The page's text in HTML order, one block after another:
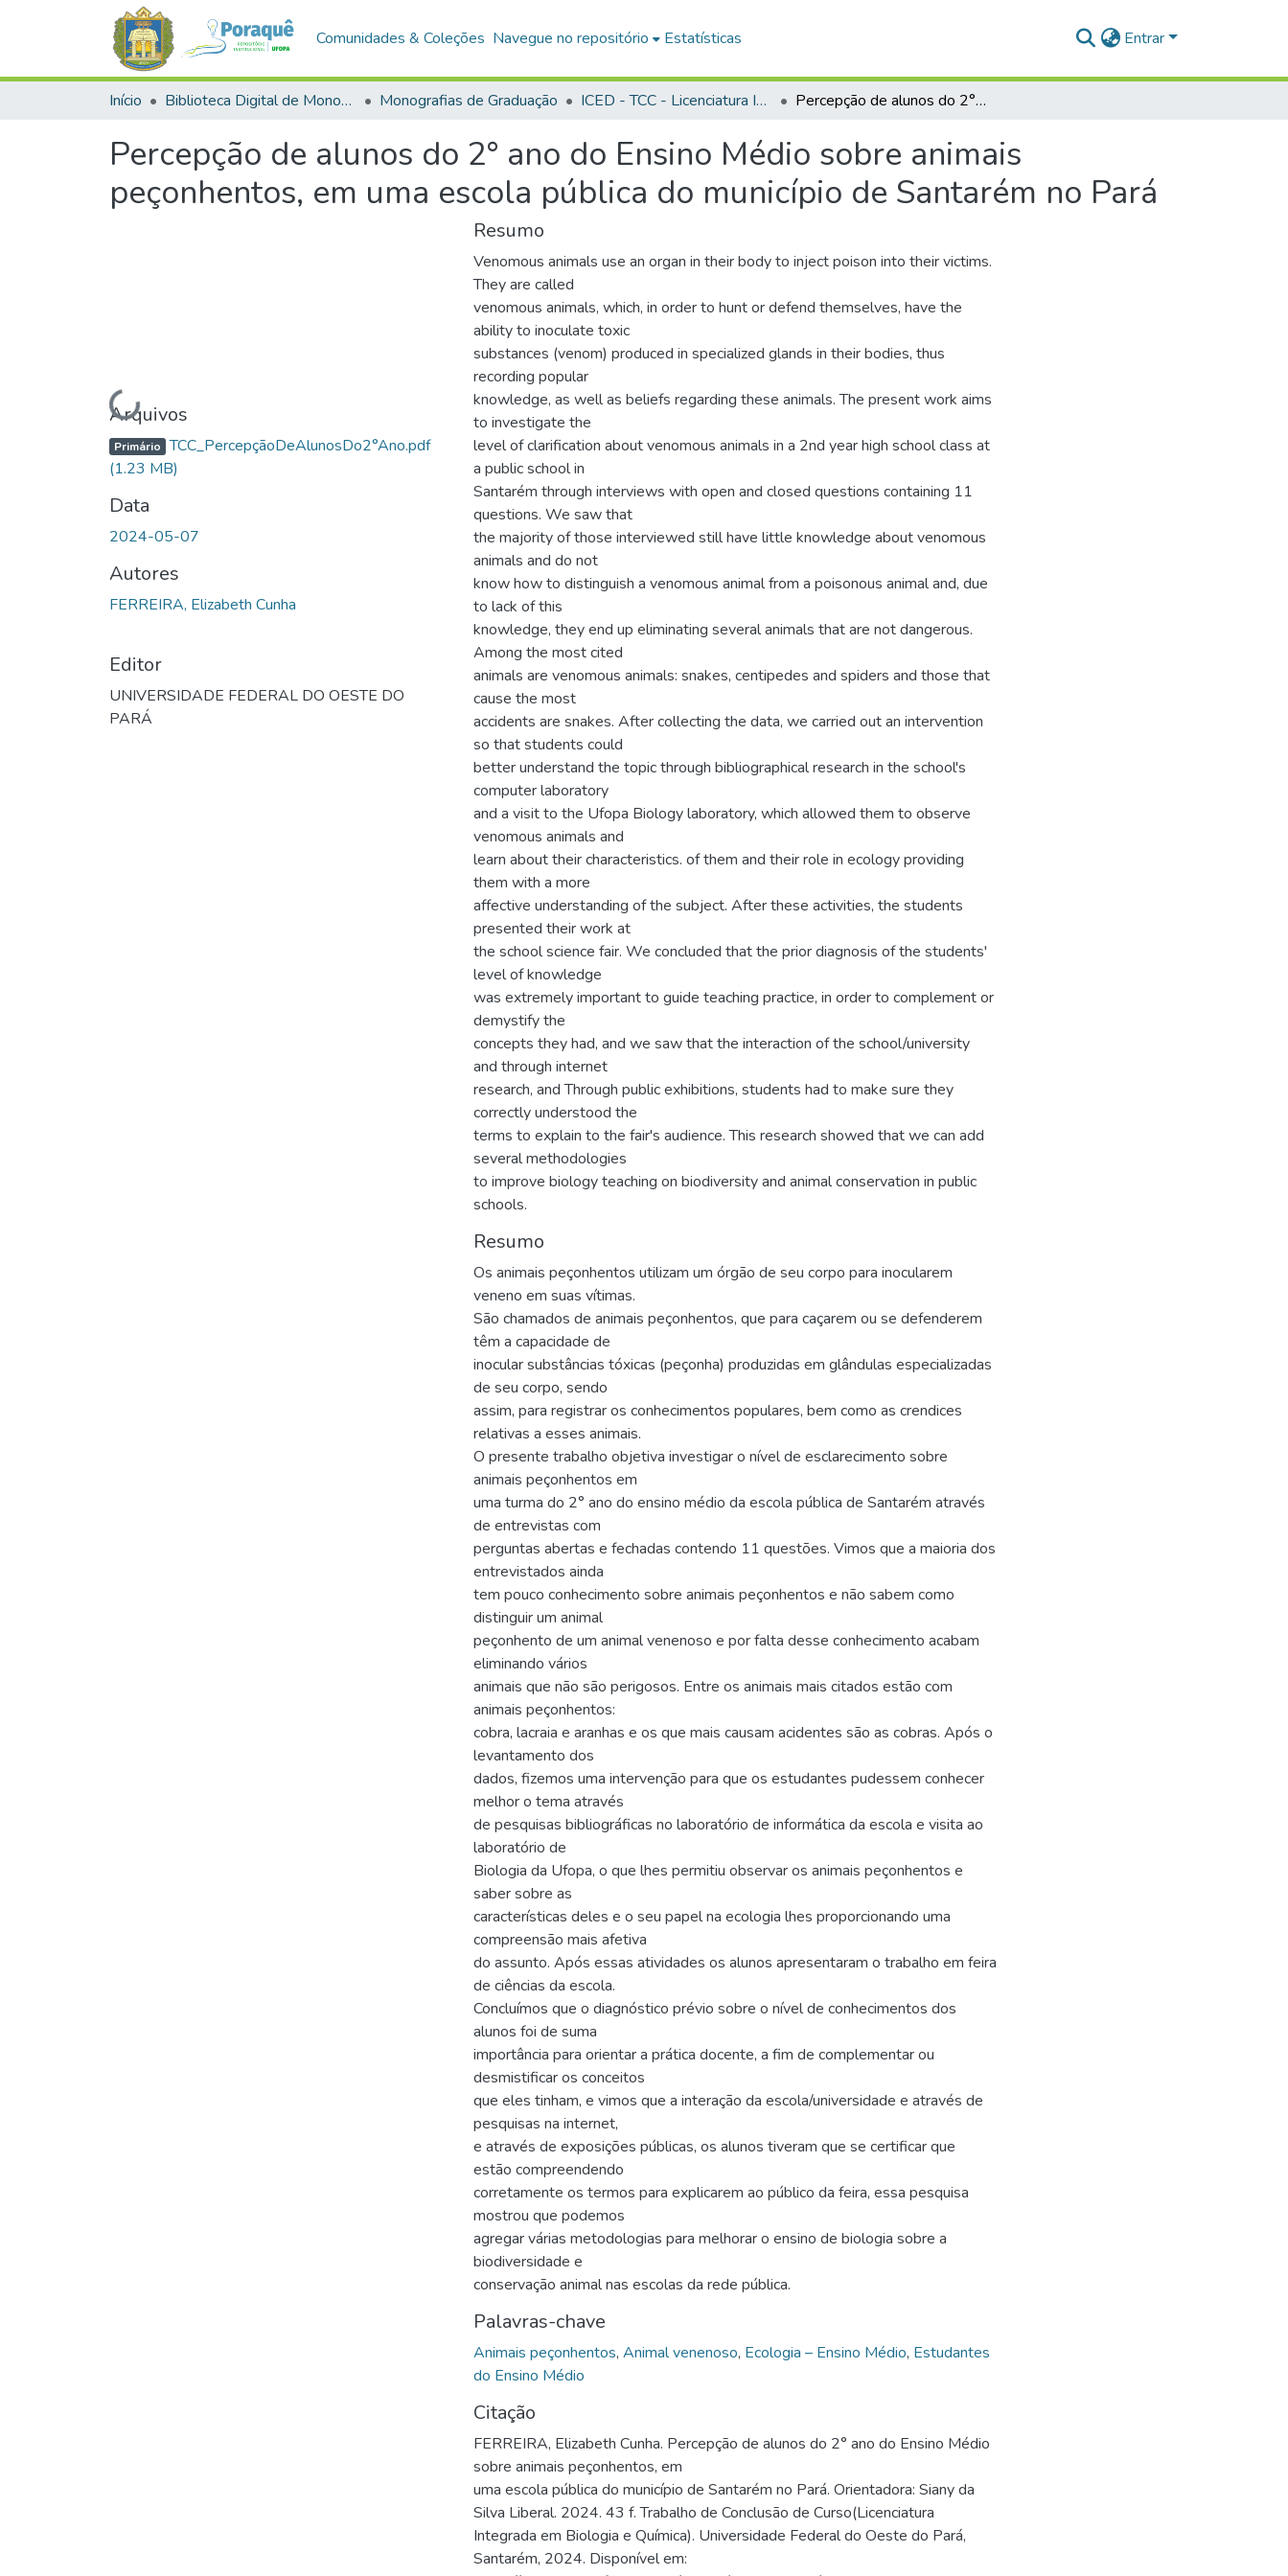
Comunidades & Coleções Navegue no repositório Estatísticas Entrar
Início Biblioteca Digital de Monografias (BDM) Monografias de Graduação ICED - TCC - Licenciatura Integrada - Biologia e Química Percepção de alunos do 2° ano do Ensino Médio sobre animais peçonhentos, em uma escola pública do município de Santarém no Pará
Percepção de alunos do 2° ano do Ensino Médio sobre animais
peçonhentos, em uma escola pública do município de Santarém no Pará
Carregando...
Arquivos
Primário TCC_PercepçãoDeAlunosDo2°Ano.pdf
(1.23 MB)
Data
2024-05-07
Autores
FERREIRA, Elizabeth Cunha
Editor
UNIVERSIDADE FEDERAL DO OESTE DO
PARÁ
Resumo
Venomous animals use an organ in their body to inject poison into their victims.
They are called
venomous animals, which, in order to hunt or defend themselves, have the
ability to inoculate toxic
substances (venom) produced in specialized glands in their bodies, thus
recording popular
knowledge, as well as beliefs regarding these animals. The present work aims
to investigate the
level of clarification about venomous animals in a 2nd year high school class at
a public school in
Santarém through interviews with open and closed questions containing 11
questions. We saw that
the majority of those interviewed still have little knowledge about venomous
animals and do not
know how to distinguish a venomous animal from a poisonous animal and, due
to lack of this
knowledge, they end up eliminating several animals that are not dangerous.
Among the most cited
animals are venomous animals: snakes, centipedes and spiders and those that
cause the most
accidents are snakes. After collecting the data, we carried out an intervention
so that students could
better understand the topic through bibliographical research in the school's
computer laboratory
and a visit to the Ufopa Biology laboratory, which allowed them to observe
venomous animals and
learn about their characteristics. of them and their role in ecology providing
them with a more
affective understanding of the subject. After these activities, the students
presented their work at
the school science fair. We concluded that the prior diagnosis of the students'
level of knowledge
was extremely important to guide teaching practice, in order to complement or
demystify the
concepts they had, and we saw that the interaction of the school/university
and through internet
research, and Through public exhibitions, students had to make sure they
correctly understood the
terms to explain to the fair's audience. This research showed that we can add
several methodologies
to improve biology teaching on biodiversity and animal conservation in public
schools.
Resumo
Os animais peçonhentos utilizam um órgão de seu corpo para inocularem
veneno em suas vítimas.
São chamados de animais peçonhentos, que para caçarem ou se defenderem
têm a capacidade de
inocular substâncias tóxicas (peçonha) produzidas em glândulas especializadas
de seu corpo, sendo
assim, para registrar os conhecimentos populares, bem como as crendices
relativas a esses animais.
O presente trabalho objetiva investigar o nível de esclarecimento sobre
animais peçonhentos em
uma turma do 2° ano do ensino médio da escola pública de Santarém através
de entrevistas com
perguntas abertas e fechadas contendo 11 questões. Vimos que a maioria dos
entrevistados ainda
tem pouco conhecimento sobre animais peçonhentos e não sabem como
distinguir um animal
peçonhento de um animal venenoso e por falta desse conhecimento acabam
eliminando vários
animais que não são perigosos. Entre os animais mais citados estão com
animais peçonhentos:
cobra, lacraia e aranhas e os que mais causam acidentes são as cobras. Após o
levantamento dos
dados, fizemos uma intervenção para que os estudantes pudessem conhecer
melhor o tema através
de pesquisas bibliográficas no laboratório de informática da escola e visita ao
laboratório de
Biologia da Ufopa, o que lhes permitiu observar os animais peçonhentos e
saber sobre as
características deles e o seu papel na ecologia lhes proporcionando uma
compreensão mais afetiva
do assunto. Após essas atividades os alunos apresentaram o trabalho em feira
de ciências da escola.
Concluímos que o diagnóstico prévio sobre o nível de conhecimentos dos
alunos foi de suma
importância para orientar a prática docente, a fim de complementar ou
desmistificar os conceitos
que eles tinham, e vimos que a interação da escola/universidade e através de
pesquisas na internet,
e através de exposições públicas, os alunos tiveram que se certificar que
estão compreendendo
corretamente os termos para explicarem ao público da feira, essa pesquisa
mostrou que podemos
agregar várias metodologias para melhorar o ensino de biologia sobre a
biodiversidade e
conservação animal nas escolas da rede pública.
Palavras-chave
Animais peçonhentos, Animal venenoso, Ecologia – Ensino Médio, Estudantes
do Ensino Médio
Citação
FERREIRA, Elizabeth Cunha. Percepção de alunos do 2° ano do Ensino Médio
sobre animais peçonhentos, em
uma escola pública do município de Santarém no Pará. Orientadora: Siany da
Silva Liberal. 2024. 43 f. Trabalho de Conclusão de Curso(Licenciatura
Integrada em Biologia e Química). Universidade Federal do Oeste do Pará,
Santarém, 2024. Disponível em: